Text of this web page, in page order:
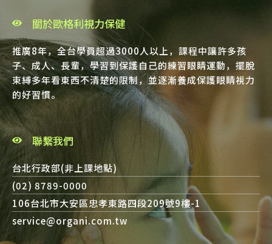
關於歐格利視力保健
推廣8年，全台學員超過3000人以上，課程中讓許多孩
子、成人、長輩，學習到保護自己的練習眼睛運動，擺脫
束縛多年看東西不清楚的限制，並逐漸養成保護眼睛視力
的好習慣。
聯繫我們
台北行政部(非上課地點)
(02) 8789-0000
106台北市大安區忠孝東路四段209號9樓-1
service@organi.com.tw